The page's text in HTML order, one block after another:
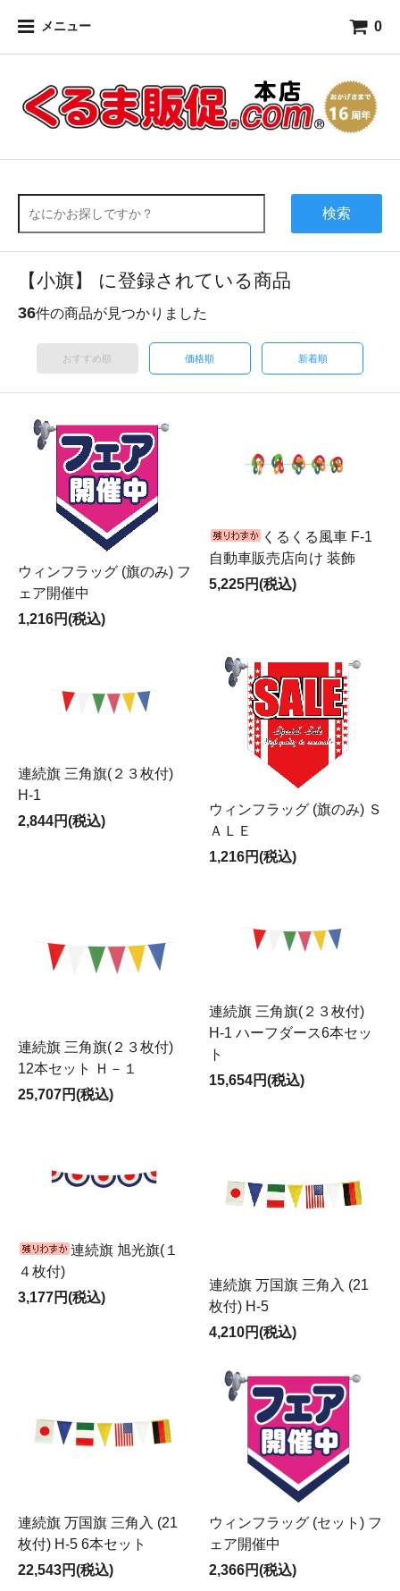
メニュー 0
検索
【小旗】 に登録されている商品
36件の商品が見つかりました
おすすめ順 価格順 新着順
ウィンフラッグ (旗のみ) フ
ェア開催中
1,216円(税込)
くるくる風車 F-1
自動車販売店向け 装飾
5,225円(税込)
連続旗 三角旗(２３枚付)
H-1
2,844円(税込)
ウィンフラッグ (旗のみ) Ｓ
ＡＬＥ
1,216円(税込)
連続旗 三角旗(２３枚付)
12本セット Ｈ－１
25,707円(税込)
連続旗 三角旗(２３枚付)
H-1 ハーフダース6本セッ
ト
15,654円(税込)
連続旗 旭光旗(１
４枚付)
3,177円(税込)
連続旗 万国旗 三角入 (21
枚付) H-5
4,210円(税込)
連続旗 万国旗 三角入 (21
枚付) H-5 6本セット
22,543円(税込)
ウィンフラッグ (セット) フ
ェア開催中
2,366円(税込)